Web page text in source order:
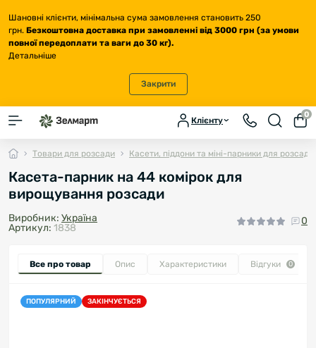
Шановні клієнти, мінімальна сума замовлення становить 250
грн. Безкоштовна доставка при замовленні від 3000 грн (за умови
повної передоплати та ваги до 30 кг).
Детальніше
Закрити
Клієнту
0
Товари для розсади Касети, піддони та міні-парники для розсади
Касета-парник на 44 комірок для
вирощування розсади
Виробник: Україна
Артикул: 1838
0
Все про товар Опис Характеристики Відгуки 0
ПОПУЛЯРНИЙ ЗАКІНЧУЄТЬСЯ